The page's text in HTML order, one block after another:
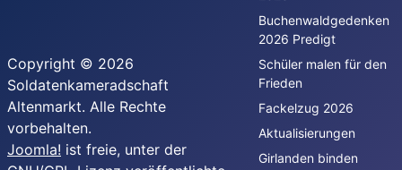
Copyright © 2026
Soldatenkameradschaft
Altenmarkt. Alle Rechte
vorbehalten.
Joomla! ist freie, unter der
Buchenwaldgedenken
2026 Predigt
Schüler malen für den
Frieden
Fackelzug 2026
Aktualisierungen
Girlanden binden